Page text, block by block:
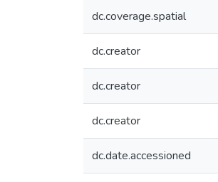
dc.coverage.spatial
dc.creator
dc.creator
dc.creator
dc.date.accessioned